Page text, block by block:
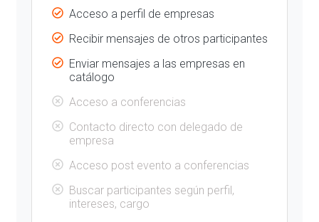
Acceso a perfil de empresas
Recibir mensajes de otros participantes
Enviar mensajes a las empresas en
catálogo
Acceso a conferencias
Contacto directo con delegado de
empresa
Acceso post evento a conferencias
Buscar participantes según perfil,
intereses, cargo